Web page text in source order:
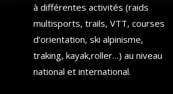
à différentes activités (raids
multisports, trails, VTT, courses
d’orientation, ski alpinisme,
traking, kayak,roller…) au niveau
national et international.